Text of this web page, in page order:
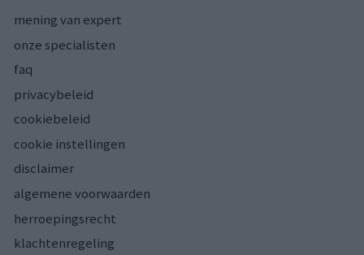
mening van expert
onze specialisten
faq
privacybeleid
cookiebeleid
cookie instellingen
disclaimer
algemene voorwaarden
herroepingsrecht
klachtenregeling